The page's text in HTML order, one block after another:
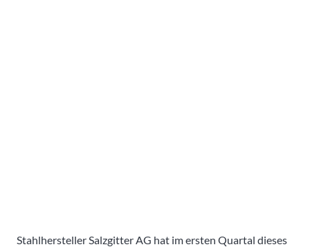
Stahlhersteller Salzgitter AG hat im ersten Quartal dieses